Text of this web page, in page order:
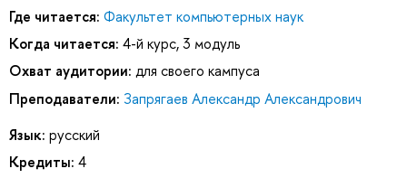
Где читается: Факультет компьютерных наук
Когда читается: 4-й курс, 3 модуль
Охват аудитории: для своего кампуса
Преподаватели: Запрягаев Александр Александрович
Язык: русский
Кредиты: 4